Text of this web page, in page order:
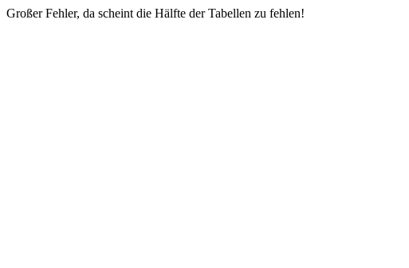
Großer Fehler, da scheint die Hälfte der Tabellen zu fehlen!